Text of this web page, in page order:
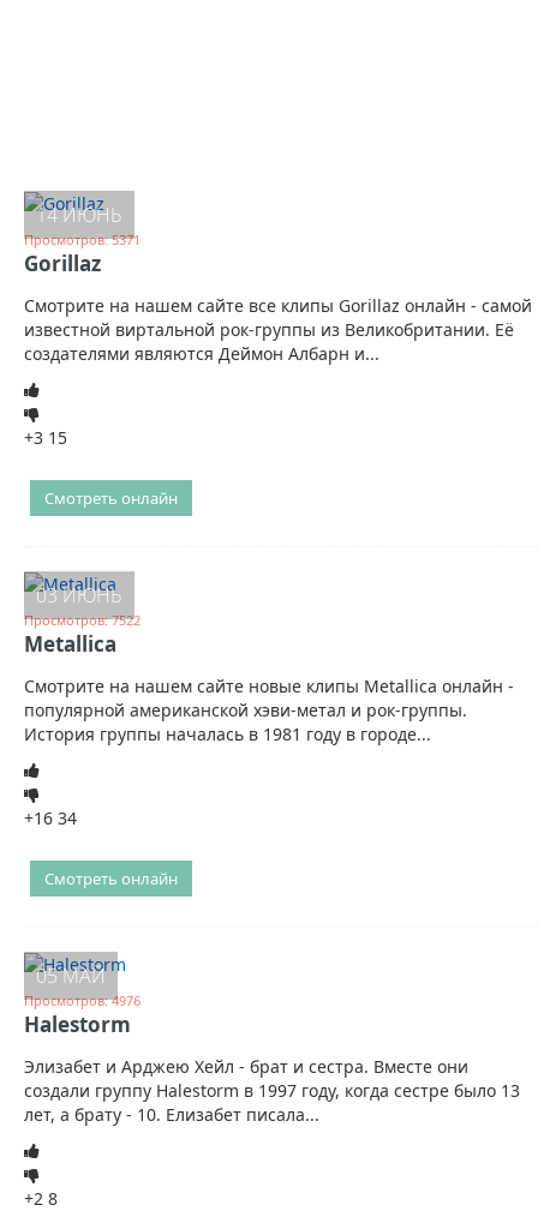
14 ИЮНЬ
Просмотров: 5371
Gorillaz
Смотрите на нашем сайте все клипы Gorillaz онлайн - самой
известной виртальной рок-группы из Великобритании. Её
создателями являются Деймон Албарн и...
+3 15
Смотреть онлайн
03 ИЮНЬ
Просмотров: 7522
Metallica
Смотрите на нашем сайте новые клипы Metallica онлайн -
популярной американской хэви-метал и рок-группы.
История группы началась в 1981 году в городе...
+16 34
Смотреть онлайн
05 МАЙ
Просмотров: 4976
Halestorm
Элизабет и Арджею Хейл - брат и сестра. Вместе они
создали группу Halestorm в 1997 году, когда сестре было 13
лет, а брату - 10. Елизабет писала...
+2 8